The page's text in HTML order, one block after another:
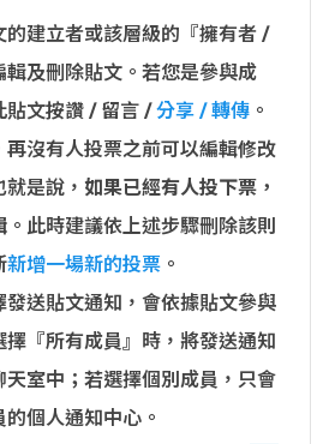
的建立者或該層級的『擁有者 /
輯及刪除貼文。若您是參與成
貼文按讚 / 留言 /分享 / 轉傳 。
再沒有人投票之前可以編輯修改
是說， 如果已經有人投下票，
。此時建議依上述步驟刪除該則
新增一場新的投票 。
發送貼文通知，會依據貼文參與
擇『所有成員』時，將發送通知
天室中；若選擇個別成員，只會
個人通知中心。